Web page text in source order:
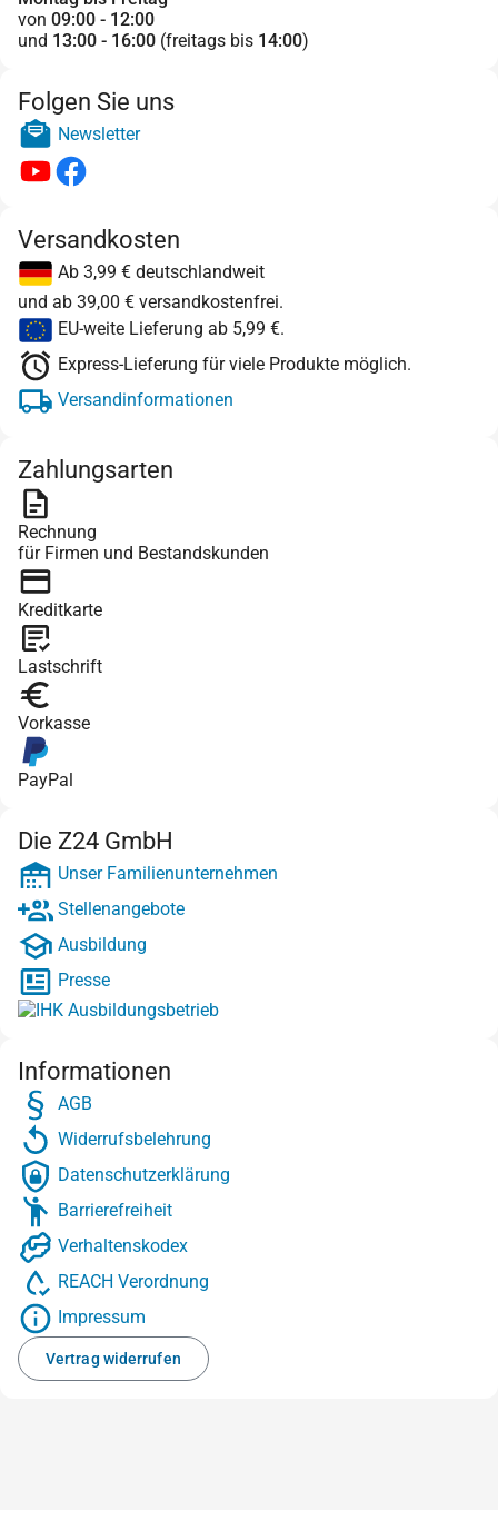
von 09:00 - 12:00
und 13:00 - 16:00 (freitags bis 14:00)
Folgen Sie uns
Newsletter
Versandkosten
Ab 3,99 € deutschlandweit
und ab 39,00 € versandkostenfrei.
EU-weite Lieferung ab 5,99 €.
Express-Lieferung für viele Produkte möglich.
Versandinformationen
Zahlungsarten
Rechnung
für Firmen und Bestandskunden
Kreditkarte
Lastschrift
Vorkasse
PayPal
Die Z24 GmbH
Unser Familienunternehmen
Stellenangebote
Ausbildung
Presse
Informationen
AGB
Widerrufsbelehrung
Datenschutzerklärung
Barrierefreiheit
Verhaltenskodex
REACH Verordnung
Impressum
Vertrag widerrufen